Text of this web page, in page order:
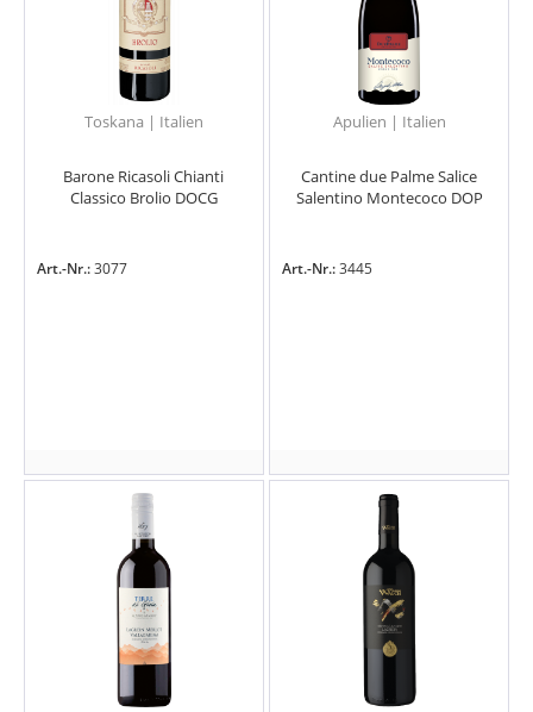
Toskana | Italien
Barone Ricasoli Chianti
Classico Brolio DOCG
Art.-Nr.:3077
Apulien | Italien
Cantine due Palme Salice
Salentino Montecoco DOP
Art.-Nr.:3445